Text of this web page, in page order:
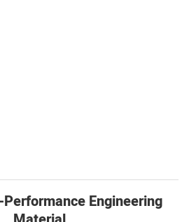
Engineering